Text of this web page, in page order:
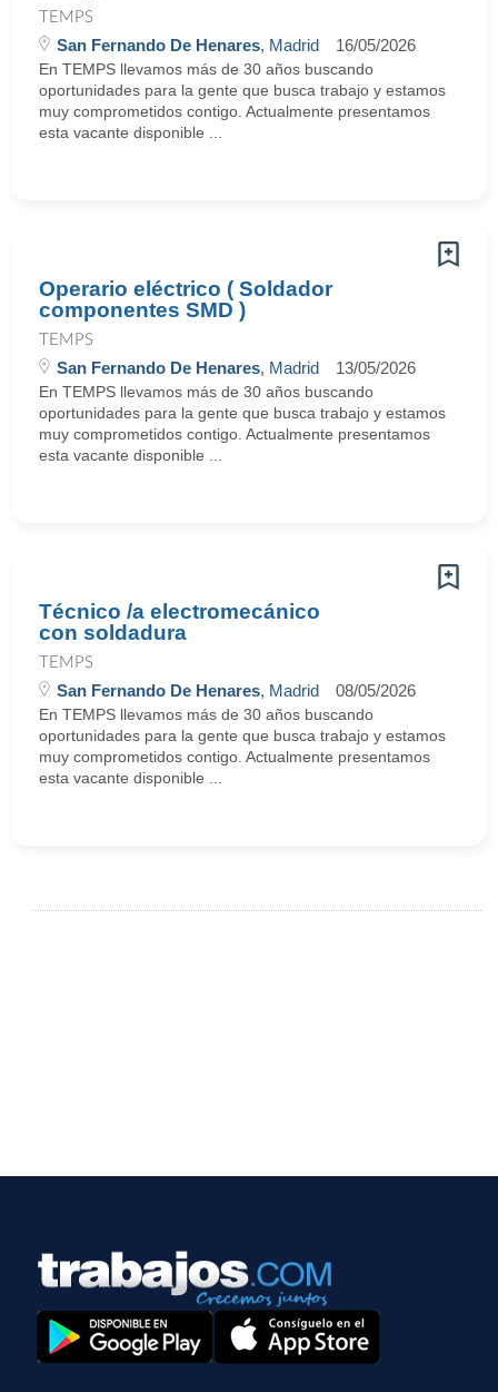
TEMPS
San Fernando De Henares, Madrid 16/05/2026
En TEMPS llevamos más de 30 años buscando
oportunidades para la gente que busca trabajo y estamos
muy comprometidos contigo. Actualmente presentamos
esta vacante disponible ...
Operario eléctrico ( Soldador
componentes SMD )
TEMPS
San Fernando De Henares, Madrid 13/05/2026
En TEMPS llevamos más de 30 años buscando
oportunidades para la gente que busca trabajo y estamos
muy comprometidos contigo. Actualmente presentamos
esta vacante disponible ...
Técnico /a electromecánico
con soldadura
TEMPS
San Fernando De Henares, Madrid 08/05/2026
En TEMPS llevamos más de 30 años buscando
oportunidades para la gente que busca trabajo y estamos
muy comprometidos contigo. Actualmente presentamos
esta vacante disponible ...